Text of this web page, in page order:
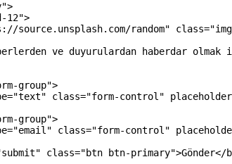
>
12">
source.unsplash.com/random" class=
ve duyurulardan haberdar
group">
="text" class="form-control" placeholder
group">
="email" class="form-control"
class="btn btn-primary">Gönder</